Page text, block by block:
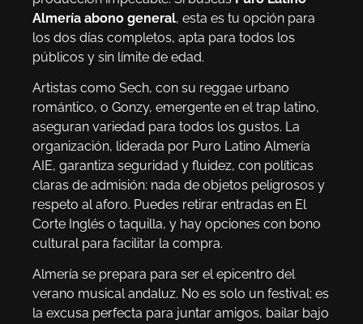
Almería abono general, esta es tu opción para
los dos días completos, apta para todos los
públicos y sin límite de edad.
Artistas como Sech, con su reggae urbano
romántico, o Gonzy, emergente en el trap latino,
aseguran variedad para todos los gustos. La
organización, liderada por Puro Latino Almería
AIE, garantiza seguridad y fluidez, con políticas
claras de admisión: nada de objetos peligrosos y
respeto al aforo. Puedes retirar entradas en El
Corte Inglés o taquilla, y hay opciones con bono
cultural para facilitar la compra.
Almería se prepara para ser el epicentro del
verano musical andaluz. No es solo un festival; es
la excusa perfecta para juntar amigos, bailar bajo